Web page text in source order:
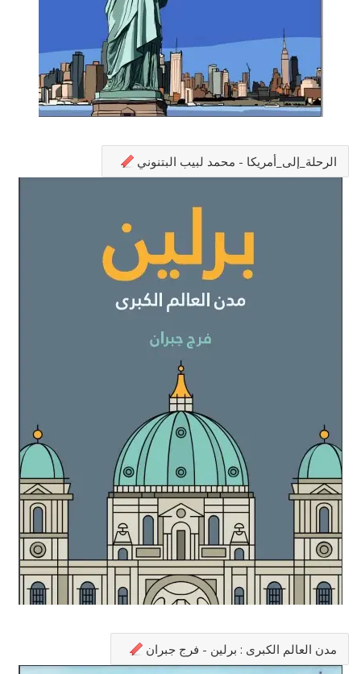
الرحلة_إلى_أمريكا - محمد لبيب البتنوني
مدن العالم الكبرى : برلين - فرج جبران